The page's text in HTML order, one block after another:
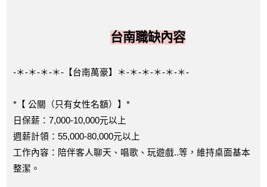
台南職缺內容
-＊-＊-＊-＊-【台南萬豪】＊-＊-＊-＊-＊-＊-
*【 公關（只有女性名額）】*
日保薪：7,000-10,000元以上
週薪計領：55,000-80,000元以上
工作內容：陪伴客人聊天、唱歌、玩遊戲..等，維持桌面基本
整潔。